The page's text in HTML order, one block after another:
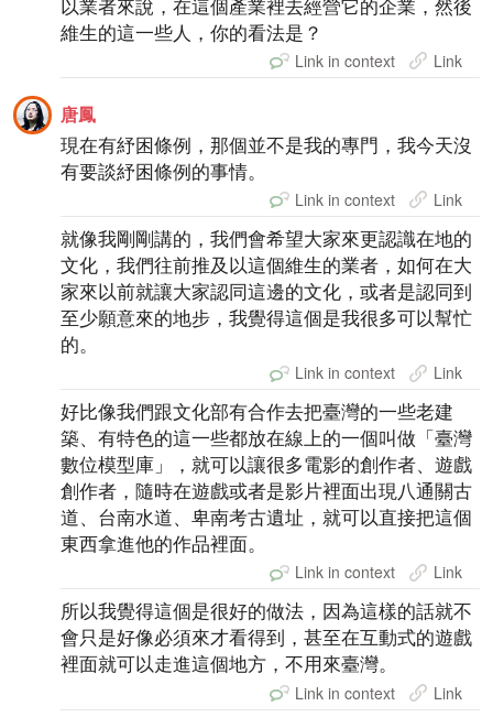
以業者來說，在這個產業裡去經營它的企業，然後
維生的這一些人，你的看法是？
Link in context Link
唐鳳
現在有紓困條例，那個並不是我的專門，我今天沒
有要談紓困條例的事情。
Link in context Link
就像我剛剛講的，我們會希望大家來更認識在地的
文化，我們往前推及以這個維生的業者，如何在大
家來以前就讓大家認同這邊的文化，或者是認同到
至少願意來的地步，我覺得這個是我很多可以幫忙
的。
Link in context Link
好比像我們跟文化部有合作去把臺灣的一些老建
築、有特色的這一些都放在線上的一個叫做「臺灣
數位模型庫」，就可以讓很多電影的創作者、遊戲
創作者，隨時在遊戲或者是影片裡面出現八通關古
道、台南水道、卑南考古遺址，就可以直接把這個
東西拿進他的作品裡面。
Link in context Link
所以我覺得這個是很好的做法，因為這樣的話就不
會只是好像必須來才看得到，甚至在互動式的遊戲
裡面就可以走進這個地方，不用來臺灣。
Link in context Link